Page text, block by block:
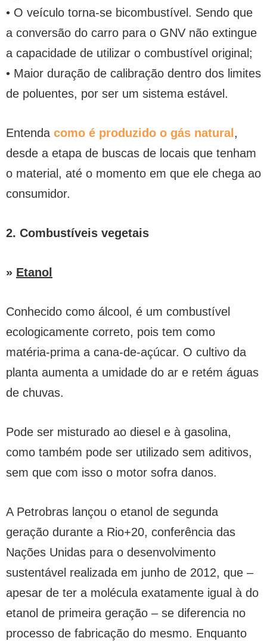
• O veículo torna-se bicombustível. Sendo que
a conversão do carro para o GNV não extingue
a capacidade de utilizar o combustível original;
• Maior duração de calibração dentro dos limites
de poluentes, por ser um sistema estável.
Entenda como é produzido o gás natural ,
desde a etapa de buscas de locais que tenham
o material, até o momento em que ele chega ao
consumidor.
2. Combustíveis vegetais
» Etanol
Conhecido como álcool, é um combustível
ecologicamente correto, pois tem como
matéria-prima a cana-de-açúcar. O cultivo da
planta aumenta a umidade do ar e retém águas
de chuvas.
Pode ser misturado ao diesel e à gasolina,
como também pode ser utilizado sem aditivos,
sem que com isso o motor sofra danos.
A Petrobras lançou o etanol de segunda
geração durante a Rio+20, conferência das
Nações Unidas para o desenvolvimento
sustentável realizada em junho de 2012, que –
apesar de ter a molécula exatamente igual à do
etanol de primeira geração – se diferencia no
processo de fabricação do mesmo. Enquanto